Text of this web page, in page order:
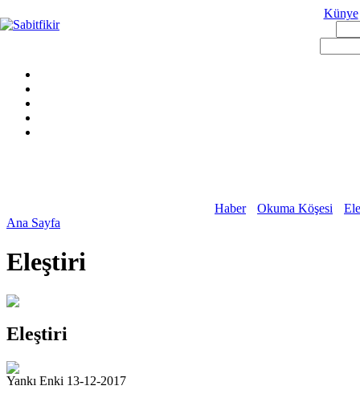
Künye
Haber Okuma Köşesi
Ana Sayfa
Eleştiri
Eleştiri
Yankı Enki 13-12-2017